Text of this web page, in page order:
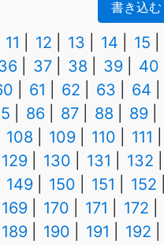
書き込む
11 12 13 14 15
37 38 39 40
61 62 63 64
86 87 88 89
108
109 110 111
129
130 131 132
149
150 151 152
169
170 171 172
189
190 191 192